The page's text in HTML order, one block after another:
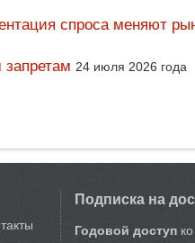
спроса меняют
24 июля 2026 года
Подписка на
Годовой доступ